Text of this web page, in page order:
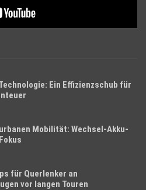
Ein Effizienzschub für
Mobilität: Wechsel-Akku-
für Querlenker an
vor langen Touren